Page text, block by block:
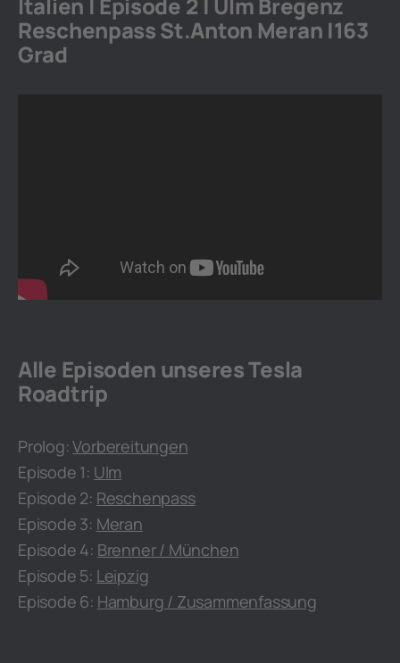
Reschenpass St.Anton Meran |163
Grad
Alle Episoden unseres Tesla
Roadtrip
Prolog:Vorbereitungen
Episode 1: Ulm
Episode 2: Reschenpass
Episode 3: Meran
Episode 4: Brenner / München
Episode 5: Leipzig
Episode 6: Hamburg / Zusammenfassung